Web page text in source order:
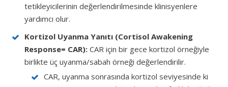
tetikleyicilerinin değerlendirilmesinde klinisyenlere
yardımcı olur.
Kortizol Uyanma Yanıtı (Cortisol Awakening
Response= CAR):CAR için bir gece kortizol örneğiyle
birlikte üç uyanma/sabah örneği değerlendirilir.
CAR, uyanma sonrasında kortizol seviyesinde ki